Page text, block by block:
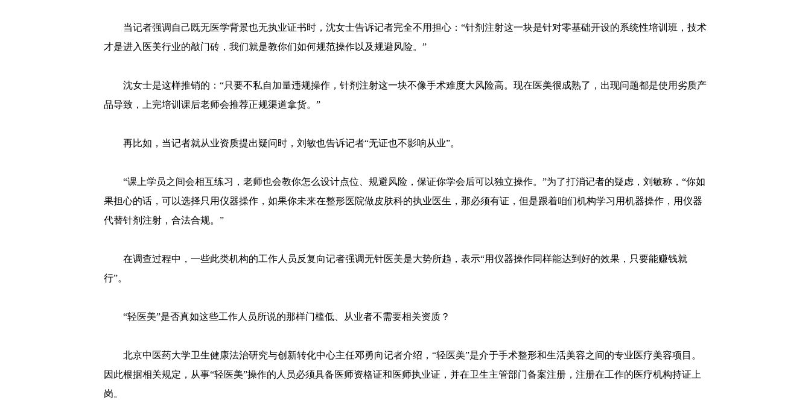
当记者强调自己既无医学背景也无执业证书时，沈女士告诉记者完全不用担心：“针剂注射这一块是针对零基础开设的系统性培训班，技术
才是进入医美行业的敲门砖，我们就是教你们如何规范操作以及规避风险。”
沈女士是这样推销的：“只要不私自加量违规操作，针剂注射这一块不像手术难度大风险高。现在医美很成熟了，出现问题都是使用劣质产
品导致，上完培训课后老师会推荐正规渠道拿货。”
再比如，当记者就从业资质提出疑问时，刘敏也告诉记者“无证也不影响从业”。
“课上学员之间会相互练习，老师也会教你怎么设计点位、规避风险，保证你学会后可以独立操作。”为了打消记者的疑虑，刘敏称，“你如
果担心的话，可以选择只用仪器操作，如果你未来在整形医院做皮肤科的执业医生，那必须有证，但是跟着咱们机构学习用机器操作，用仪器
代替针剂注射，合法合规。”
在调查过程中，一些此类机构的工作人员反复向记者强调无针医美是大势所趋，表示“用仪器操作同样能达到好的效果，只要能赚钱就
行”。
“轻医美”是否真如这些工作人员所说的那样门槛低、从业者不需要相关资质？
北京中医药大学卫生健康法治研究与创新转化中心主任邓勇向记者介绍，“轻医美”是介于手术整形和生活美容之间的专业医疗美容项目。
因此根据相关规定，从事“轻医美”操作的人员必须具备医师资格证和医师执业证，并在卫生主管部门备案注册，注册在工作的医疗机构持证上
岗。